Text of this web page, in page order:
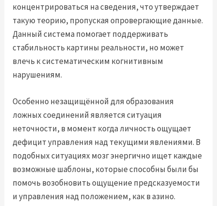
концентрироваться на сведения, что утверждает
такую теорию, пропуская опровергающие данные.
Данный система помогает поддерживать
стабильность картины реальности, но может
влечь к систематическим когнитивным
нарушениям.
Особенно незащищённой для образования
ложных соединений является ситуация
неточности, в момент когда личность ощущает
дефицит управления над текущими явлениями. В
подобных ситуациях мозг энергично ищет каждые
возможные шаблоны, которые способны были бы
помочь возобновить ощущение предсказуемости
и управления над положением, как в азино.